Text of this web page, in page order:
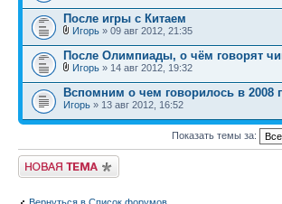
После игры с Китаем
Игорь » 09 авг 2012, 21:35
После Олимпиады, о чём говорят
Игорь » 14 авг 2012, 19:32
Вспомним о чем говорилось в 2008
Игорь » 13 авг 2012, 16:52
Показать темы за:
Новая тема
Вернуться в Список форумов